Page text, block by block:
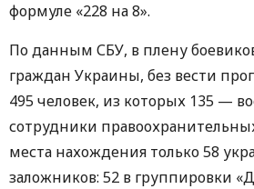
формуле «228 на 8».
По данным СБУ, в плену
граждан Украины, без вести
495 человек, из которых 135 —
сотрудники
места нахождения только 58
заложников: 52 в группировки